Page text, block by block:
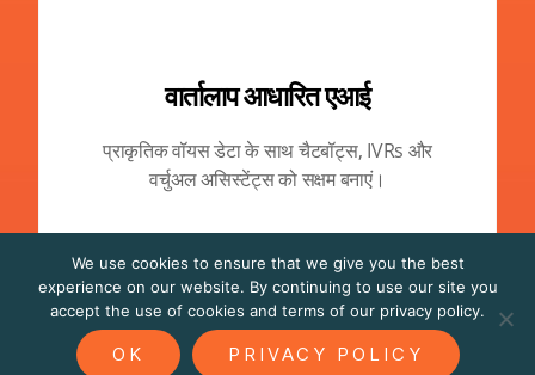
वार्तालाप आधारित एआई
प्राकृतिक वॉयस डेटा के साथ चैटबॉट्स, IVRs और
वर्चुअल असिस्टेंट्स को सक्षम बनाएं।
We use cookies to ensure that we give you the best
experience on our website. By continuing to use our site you
accept the use of cookies and terms of our privacy policy.
OK PRIVACY POLICY